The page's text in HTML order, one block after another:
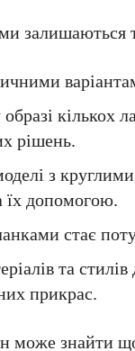
залишаються
рішень.
з
їх допомогою.
стає
та
прикрас.
може знайти